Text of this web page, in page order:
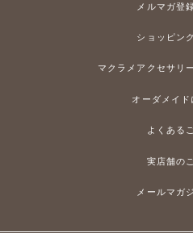
メルマガ登
ショッピン
マクラメアクセサリ
オーダメイド
よくある
実店舗の
メールマガ